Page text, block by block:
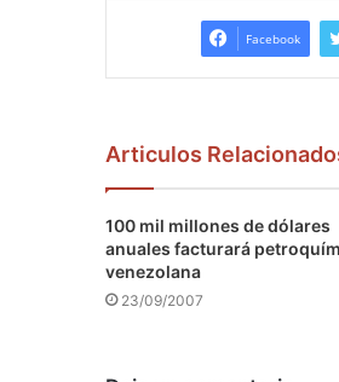
Facebook
Articulos
100 mil millones de dólares
anuales facturará
venezolana
23/09/2007